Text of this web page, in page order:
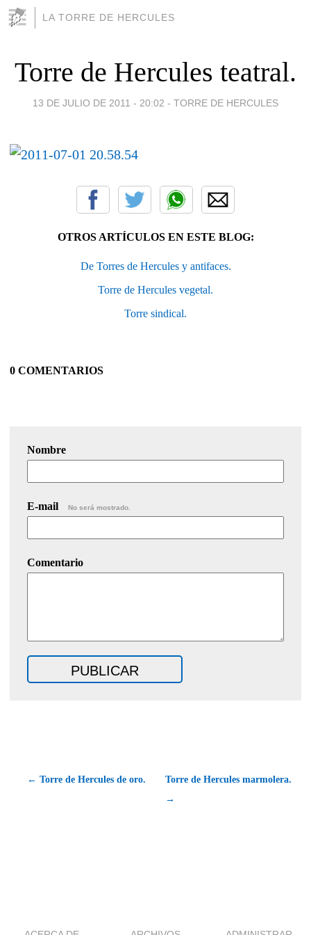
LA TORRE DE HERCULES
Torre de Hercules teatral.
13 DE JULIO DE 2011 - 20:02 - TORRE DE HERCULES
OTROS ARTÍCULOS EN ESTE BLOG:
De Torres de Hercules y antifaces.
Torre de Hercules vegetal.
Torre sindical.
0 COMENTARIOS
Nombre
E-mail No será mostrado.
Comentario
← Torre de Hercules de oro.
Torre de Hercules marmolera.
→